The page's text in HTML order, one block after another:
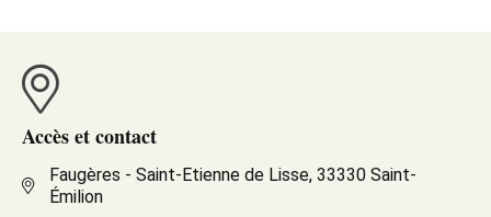
Accès et contact
Faugères - Saint-Etienne de Lisse, 33330 Saint-
Émilion